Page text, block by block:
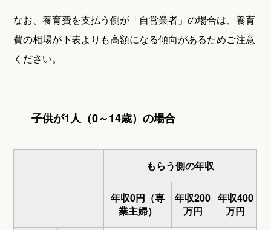
なお、養育費を支払う側が「自営業者」の場合は、養育
費の相場が下表よりも高額になる傾向があるためご注意
ください。
子供が1人（0～14歳）の場合
もらう側の年収
年収0円（専
業主婦）
年収200
万円
年収400
万円